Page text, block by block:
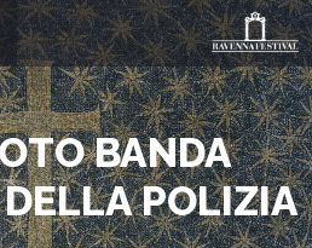
BANDA
POLIZIA